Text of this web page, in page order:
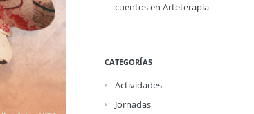
cuentos en Arteterapia
CATEGORÍAS
Actividades
Jornadas